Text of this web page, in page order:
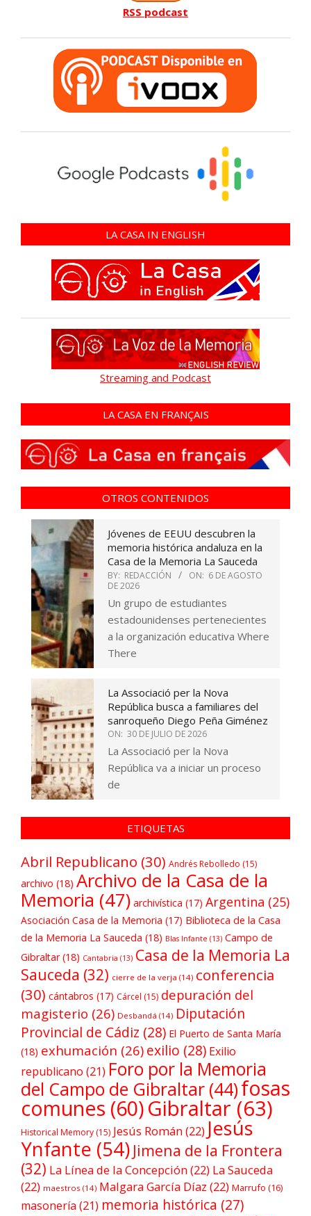
RSS podcast
LA CASA IN ENGLISH
Streaming and Podcast
LA CASA EN FRANÇAIS
OTROS CONTENIDOS
Jóvenes de EEUU descubren la
memoria histórica andaluza en la
Casa de la Memoria La Sauceda
BY: REDACCIÓN ON: 6 DE AGOSTO
DE 2026
Un grupo de estudiantes
estadounidenses pertenecientes
a la organización educativa Where
There
La Associació per la Nova
República busca a familiares del
sanroqueño Diego Peña Giménez
ON: 30 DE JULIO DE 2026
La Associació per la Nova
República va a iniciar un proceso
de
ETIQUETAS
Abril Republicano (30) Andrés Rebolledo (15)
archivo (18) Archivo de la Casa de la
Memoria (47) archivística (17) Argentina (25)
Asociación Casa de la Memoria (17) Biblioteca de la Casa
de la Memoria La Sauceda (18) Blas Infante (13) Campo de
Gibraltar(18) Cantabria (13) Casa de la Memoria La
Sauceda (32) cierre de la verja (14) conferencia
(30) cántabros (17) Cárcel (15) depuración del
magisterio (26) Desbandá (14) Diputación
Provincial de Cádiz (28) El Puerto de Santa María
(18) exhumación (26) exilio (28) Exilio
republicano (21) Foro por la Memoria
del Campo de Gibraltar (44)fosas
comunes (60)Gibraltar(63)
Historical Memory (15) Jesús Román(22) Jesús
Ynfante (54) Jimena de la Frontera
(32) La Línea de la Concepción(22) La Sauceda
(22) maestros (14) Malgara García Díaz (22) Marrufo (16)
masonería (21) memoria histórica (27)